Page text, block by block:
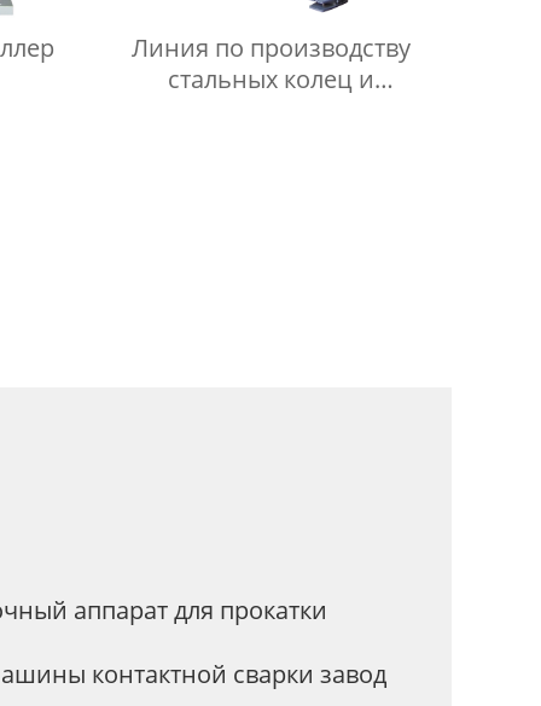
Линия по производству
стальных колец и
аппарат для прокатки
контактной сварки завод